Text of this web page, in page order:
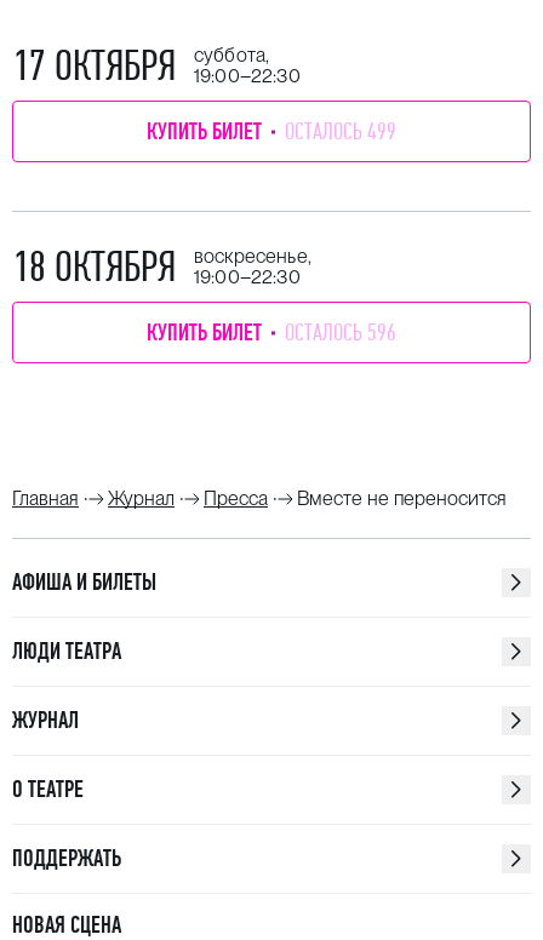
17 ОКТЯБРЯ
суббота,
19:00–22:30
КУПИТЬ БИЛЕТ ОСТАЛОСЬ 499
18 ОКТЯБРЯ
воскресенье,
19:00–22:30
КУПИТЬ БИЛЕТ ОСТАЛОСЬ 596
Главная Журнал Пресса Вместе не переносится
АФИША И БИЛЕТЫ
ЛЮДИ ТЕАТРА
ЖУРНАЛ
О ТЕАТРЕ
ПОДДЕРЖАТЬ
НОВАЯ СЦЕНА